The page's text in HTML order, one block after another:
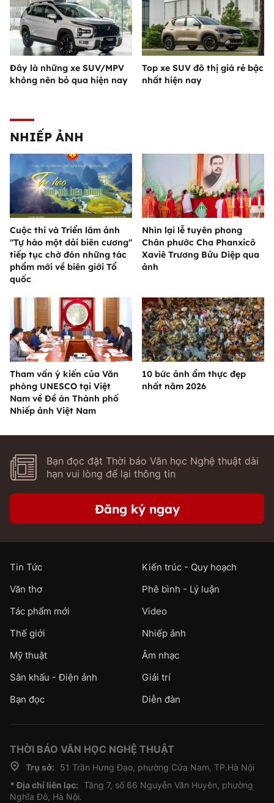
Đây là những xe SUV/MPV
không nên bỏ qua hiện nay
Top xe SUV đô thị giá rẻ bậc
nhất hiện nay
NHIẾP ẢNH
Cuộc thi và Triển lãm ảnh
"Tự hào một dải biên cương"
tiếp tục chờ đón những tác
phẩm mới về biên giới Tổ
quốc
Nhìn lại lễ tuyên phong
Chân phước Cha Phanxicô
Xaviê Trương Bửu Diệp qua
ảnh
Tham vấn ý kiến của Văn
phòng UNESCO tại Việt
Nam về Đề án Thành phố
Nhiếp ảnh Việt Nam
10 bức ảnh ẩm thực đẹp
nhất năm 2026
Bạn đọc đặt Thời báo Văn học Nghệ thuật dài
hạn vui lòng để lại thông tin
Đăng ký ngay
Tin Tức
Kiến trúc - Quy hoạch
Văn thơ
Phê bình - Lý luận
Tác phẩm mới
Video
Thế giới
Nhiếp ảnh
Mỹ thuật
Âm nhạc
Sân khấu - Điện ảnh
Giải trí
Bạn đọc
Diễn đàn
THỜI BÁO VĂN HỌC NGHỆ THUẬT
Trụ sở:
51 Trần Hưng Đạo, phường Cửa Nam, TP.Hà Nội
* Địa chỉ liên lạc: Tầng 7, số 66 Nguyễn Văn Huyên, phường
Nghĩa Đô, Hà Nội.